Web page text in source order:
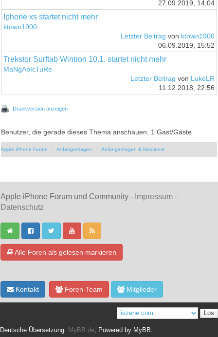
27.09.2019, 14:04
Iphone xs startet nicht mehr
ktown1900
Letzter Beitrag von ktown1900
06.09.2019, 15:52
Trekstor Surftab Wintron 10.1. startet nicht mehr
MaNgApIcTuRe
Letzter Beitrag von LukeLR
11.12.2018, 22:56
Druckversion anzeigen
Benutzer, die gerade dieses Thema anschauen: 1 Gast/Gäste
Apple iPhone Forum Anfängerfragen Anfängerfragen & Notdienst
Apple iPhone Forum und Community - Impressum -
Datenschutz
Alle Foren als gelesen markieren
Kontakt Foren-Team Mitglieder
Deutsche Übersetzung: MyBB.de , Powered by MyBB